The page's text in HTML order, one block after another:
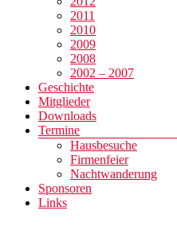
2011
2010
2009
2008
2002 – 2007
Geschichte
Mitglieder
Downloads
Termine
Hausbesuche
Firmenfeier
Nachtwanderung
Sponsoren
Links